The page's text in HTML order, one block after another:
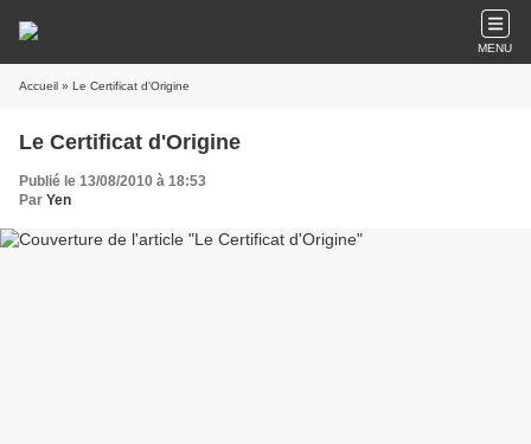
MENU
Accueil » Le Certificat d'Origine
Le Certificat d'Origine
Publié le 13/08/2010 à 18:53
Par Yen